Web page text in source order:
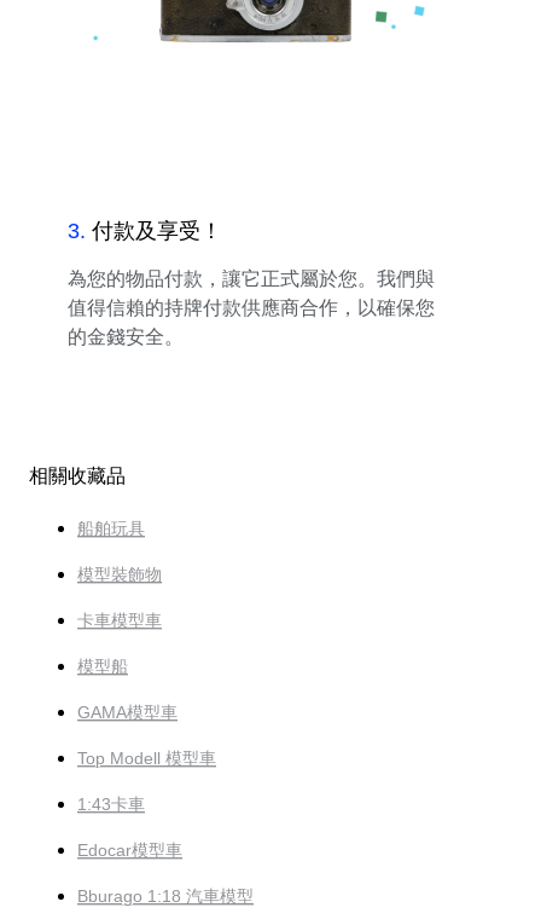
3. 付款及享受！
為您的物品付款，讓它正式屬於您。我們與
值得信賴的持牌付款供應商合作，以確保您
的金錢安全。
相關收藏品
船舶玩具
模型裝飾物
卡車模型車
模型船
GAMA模型車
Top Modell 模型車
1:43卡車
Edocar模型車
Bburago 1:18 汽車模型